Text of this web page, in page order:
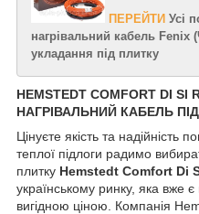
ПЕРЕЙТИ Усі
нагрівальний кабель Fenix
укладання під плитку
HEMSTEDT COMFORT DI
НАГРІВАЛЬНИЙ КАБЕЛЬ
Цінуєте якість та надійність
теплої підлоги радимо
плитку Hemstedt Comfort Di
українському ринку, яка вже
вигідною ціною. Компанія